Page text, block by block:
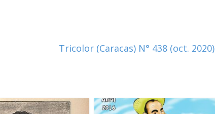
Tricolor (Caracas) N° 438 (oct. 2020)